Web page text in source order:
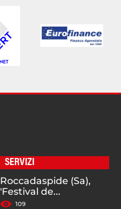
SERVIZI
Roccadaspide (Sa),
'Festival de...
109